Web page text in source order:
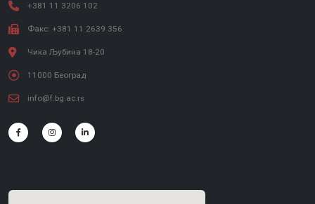
+381 11 3206 102
Факс: +381 11 2639 356
Чика Љубина 18-20
11000 Београд
info@f.bg.ac.rs